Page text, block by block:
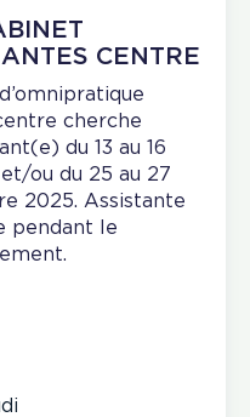
CENTRE
cherche
du 13 au 16
ou du 25 au 27
2025. Assistante
pendant le